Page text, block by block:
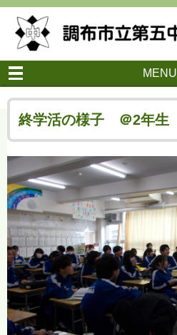
MENU
終学活の様子 ＠2年生